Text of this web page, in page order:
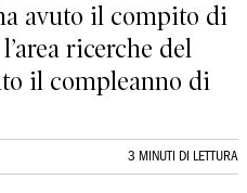
avuto il compito di
ricerche del
il compleanno di
3 MINUTI DI LETTURA